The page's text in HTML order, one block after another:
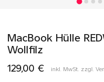
MacBook Hülle
Wollfilz
129,00 € inkl. MwSt. zzgl.